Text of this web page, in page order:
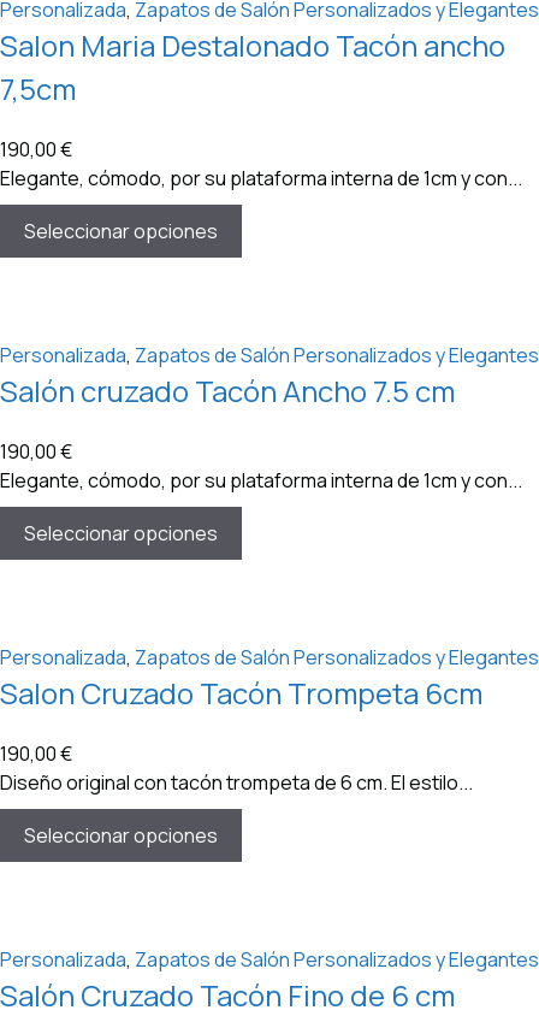
Personalizada, Zapatos de Salón Personalizados y Elegantes
Salon Maria Destalonado Tacón ancho
7,5cm
190,00€
Elegante, cómodo, por su plataforma interna de 1cm y con...
Seleccionar opciones
Personalizada, Zapatos de Salón Personalizados y Elegantes
Salón cruzado Tacón Ancho 7.5 cm
190,00€
Elegante, cómodo, por su plataforma interna de 1cm y con...
Seleccionar opciones
Personalizada, Zapatos de Salón Personalizados y Elegantes
Salon Cruzado Tacón Trompeta 6cm
190,00€
Diseño original con tacón trompeta de 6 cm. El estilo...
Seleccionar opciones
Personalizada, Zapatos de Salón Personalizados y Elegantes
Salón Cruzado Tacón Fino de 6 cm